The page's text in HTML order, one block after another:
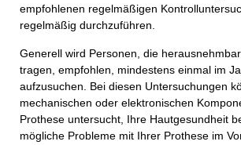
empfohlenen regelmäßigen
regelmäßig durchzuführen.
Generell wird Personen, die
tragen, empfohlen, mindestens einmal im
aufzusuchen. Bei diesen Untersuchungen
mechanischen oder elektronischen
Prothese untersucht, Ihre Hautgesundheit
mögliche Probleme mit Ihrer Prothese im